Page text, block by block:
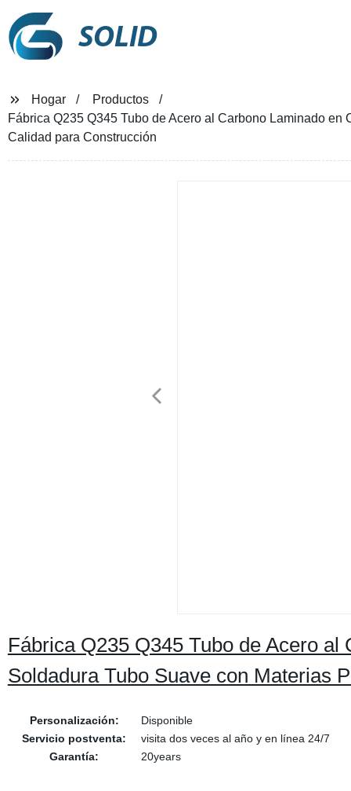
SOLID
Hogar
Productos
Fábrica Q235 Q345 Tubo de Acero al Carbono Laminado
Calidad para Construcción
Fábrica Q235 Q345 Tubo de Acero
Soldadura Tubo Suave con Materias
Personalización:
Disponible
Servicio postventa:
visita dos veces al año y en línea 24/7
Garantía:
20years